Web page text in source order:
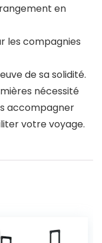
en
les compagnies
de sa solidité.
nécessité
accompagner
votre voyage.